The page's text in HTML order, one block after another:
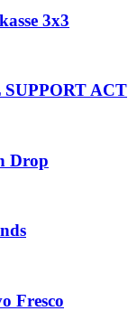
3x3
ACT
Drop
Fresco